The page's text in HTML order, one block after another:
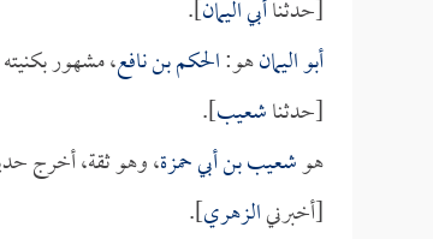
[حدثناأبي اليمان].
أبو اليمانهو:الحكم بن نافع، مشهور
[حدثناشعيب].
هوشعيب بن أبي حمزة، وهو ثقة، أخرج
[أخبرنيالزهري].